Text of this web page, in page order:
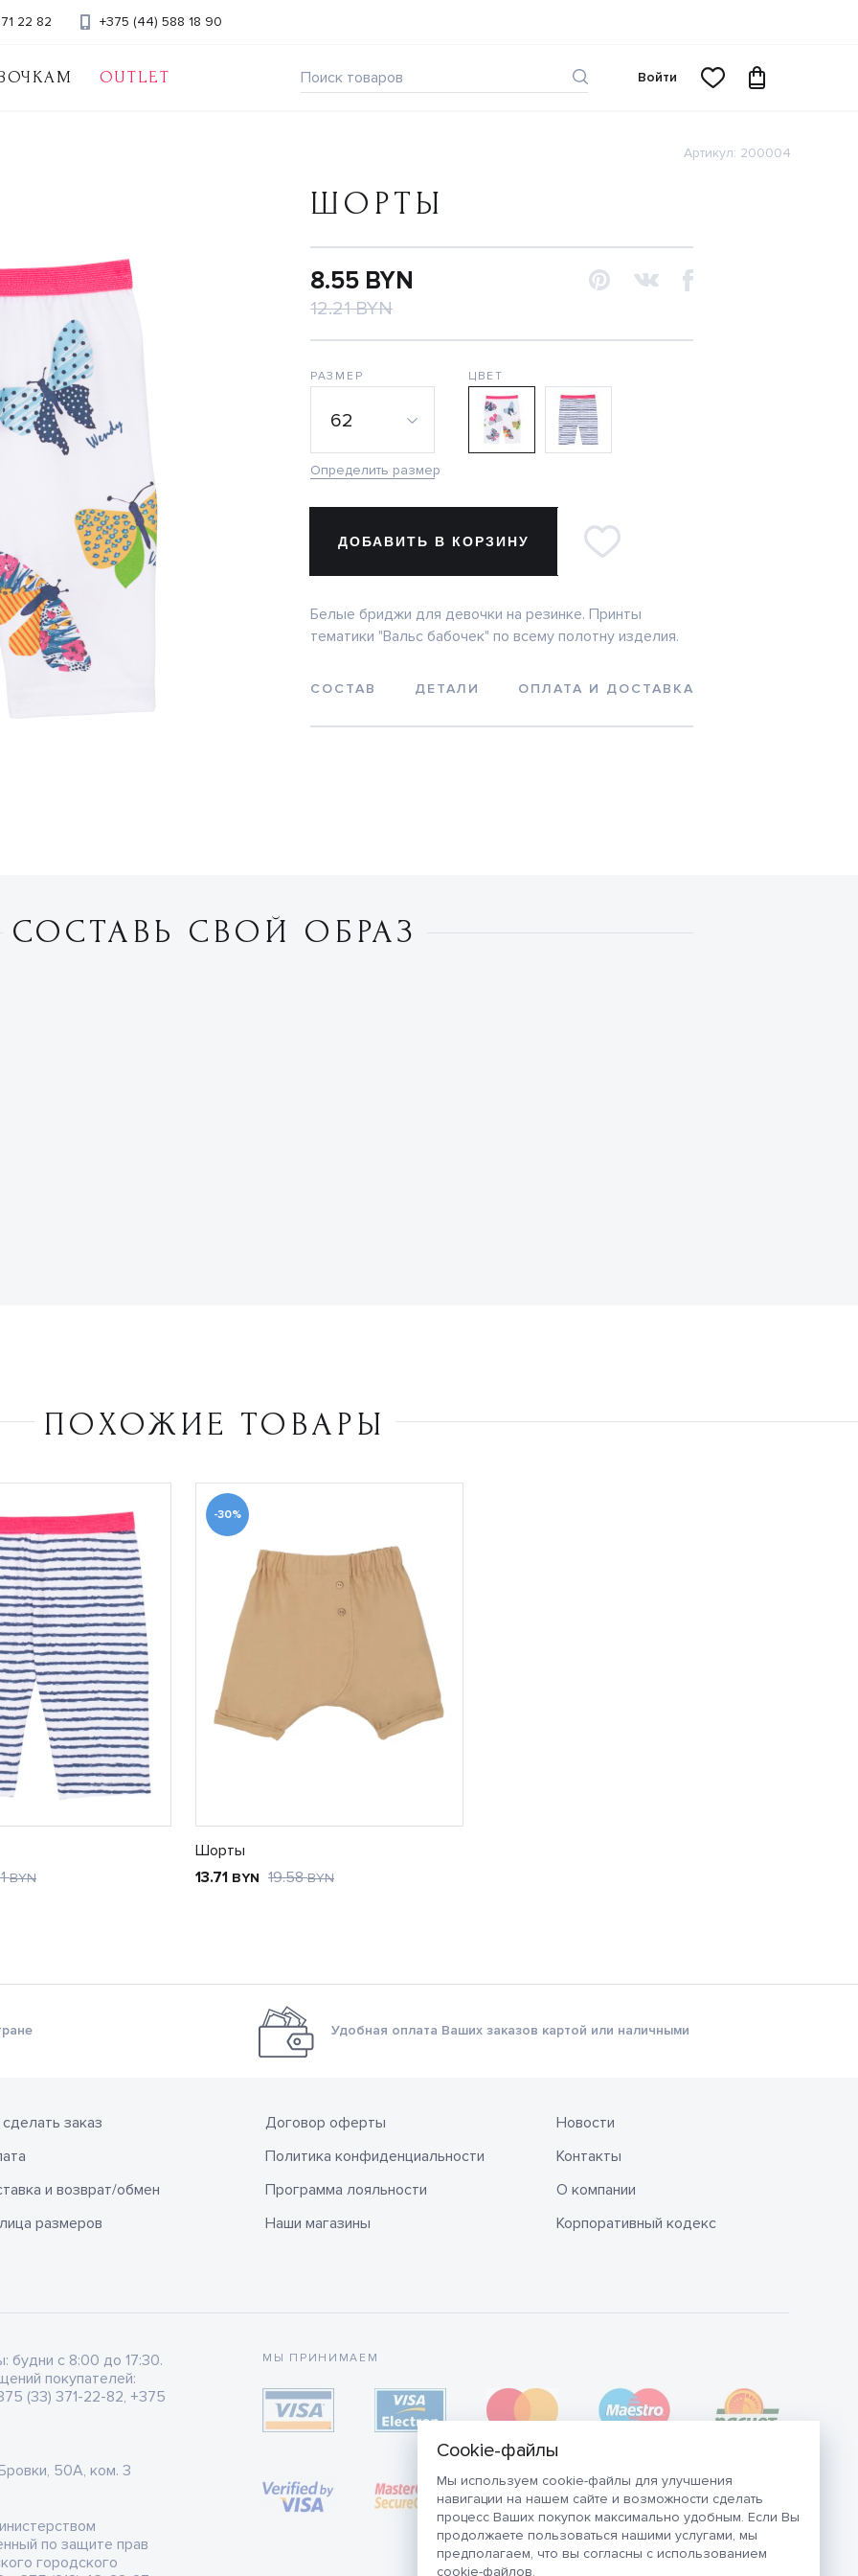
Мы используем cookie-файлы для улучшения
навигации на нашем сайте и возможности сделать
процесс Ваших покупок максимально удобным. Если Вы
продолжаете пользоваться нашими услугами, мы
предполагаем, что вы согласны с использованием
cookie-файлов.
OUTLET
22 82 +375 (44) 588 18 90
Войти
Артикул: 200004
ШОРТЫ
8.55 BYN
12.21 BYN
РАЗМЕР
62
Определить размер
ЦВЕТ
ДОБАВИТЬ В КОРЗИНУ
Белые бриджи для девочки на резинке. Принты
тематики "Вальс бабочек" по всему полотну изделия.
СОСТАВ ДЕТАЛИ ОПЛАТА И ДОСТАВКА
СОСТАВЬ СВОЙ ОБРАЗ
ПОХОЖИЕ ТОВАРЫ
BYN
-30%
Шорты
13.71 BYN 19.58BYN
Удобная оплата Ваших заказов картой или наличными
заказ
и возврат/обмен
размеров
Договор оферты
Политика конфиденциальности
Программа лояльности
Наши магазины
Новости
Контакты
О компании
Корпоративный кодекс
с 8:00 до 17:30.
покупателей:
(33) 371-22-82, +375
50А, ком. 3
по защите прав
городского
МЫ ПРИНИМАЕМ